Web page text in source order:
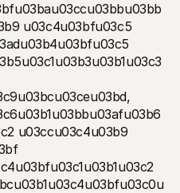
u03c4u03bfu03c5
u03ccu03c4u03b9